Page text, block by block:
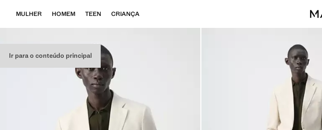
Ir para o conteúdo principal
MULHER HOMEM TEEN CRIANÇA